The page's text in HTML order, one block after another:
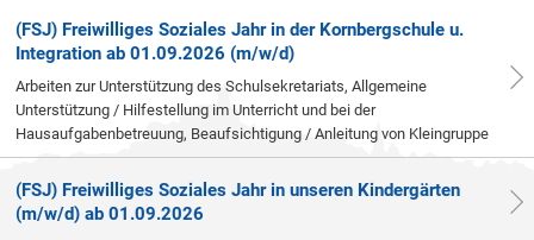
(FSJ) Freiwilliges Soziales Jahr in der Kornbergschule u.
Integration ab 01.09.2026 (m/w/d)
Arbeiten zur Unterstützung des Schulsekretariats, Allgemeine
Unterstützung / Hilfestellung im Unterricht und bei der
Hausaufgabenbetreuung, Beaufsichtigung / Anleitung von Kleingruppe
(FSJ) Freiwilliges Soziales Jahr in unseren Kindergärten
(m/w/d) ab 01.09.2026